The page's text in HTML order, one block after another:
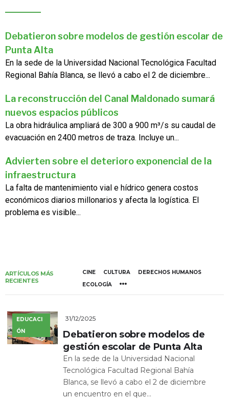
Debatieron sobre modelos de gestión escolar de
Punta Alta
En la sede de la Universidad Nacional Tecnológica Facultad
Regional Bahía Blanca, se llevó a cabo el 2 de diciembre...
La reconstrucción del Canal Maldonado sumará
nuevos espacios públicos
La obra hidráulica ampliará de 300 a 900 m³/s su caudal de
evacuación en 2400 metros de traza. Incluye un...
Advierten sobre el deterioro exponencial de la
infraestructura
La falta de mantenimiento vial e hídrico genera costos
económicos diarios millonarios y afecta la logística. El
problema es visible...
ARTÍCULOS MÁS
RECIENTES
CINE CULTURA
DERECHOS HUMANOS
ECOLOGÍA
EDUCACI
ÓN
31/12/2025
Debatieron sobre modelos de
gestión escolar de Punta Alta
En la sede de la Universidad Nacional
Tecnológica Facultad Regional Bahía
Blanca, se llevó a cabo el 2 de diciembre
un encuentro en el que...